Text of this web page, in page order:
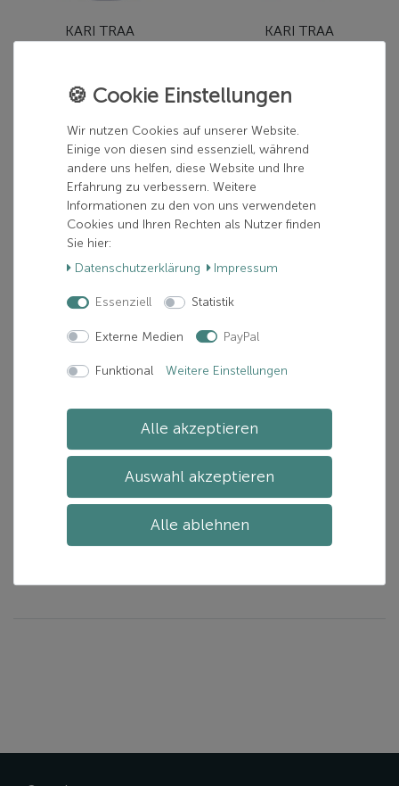
KARI TRAA
ab 70,00 € *
zzgl.Versand
Ausführung wählen
KARI TRAA
zzgl.Versand
In den Warenkorb
KARI TRAA
49,00 € *
inkl. ges. MwSt.
Wir nutzen Cookies auf unserer Website.
Einige von diesen sind essenziell, während
andere uns helfen, diese Website und Ihre
Erfahrung zu verbessern. Weitere
Informationen zu den von uns verwendeten
Cookies und Ihren Rechten als Nutzer finden
Sie hier:
Daten­schutz­erklärung
Impressum
Essenziell Statistik
Externe Medien PayPal
Funktional Weitere Einstellungen
Alle akzeptieren
Auswahl akzeptieren
Alle ablehnen